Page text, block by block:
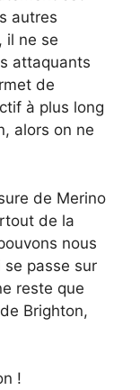
autres
il ne se
attaquants
de
à plus long
alors on ne
de Merino
de la
nous
se passe sur
reste que
Brighton,
!